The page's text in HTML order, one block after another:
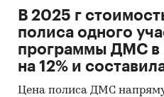
В 2025 г
полиса одного
программы ДМС в
на 12% и
Цена полиса ДМС